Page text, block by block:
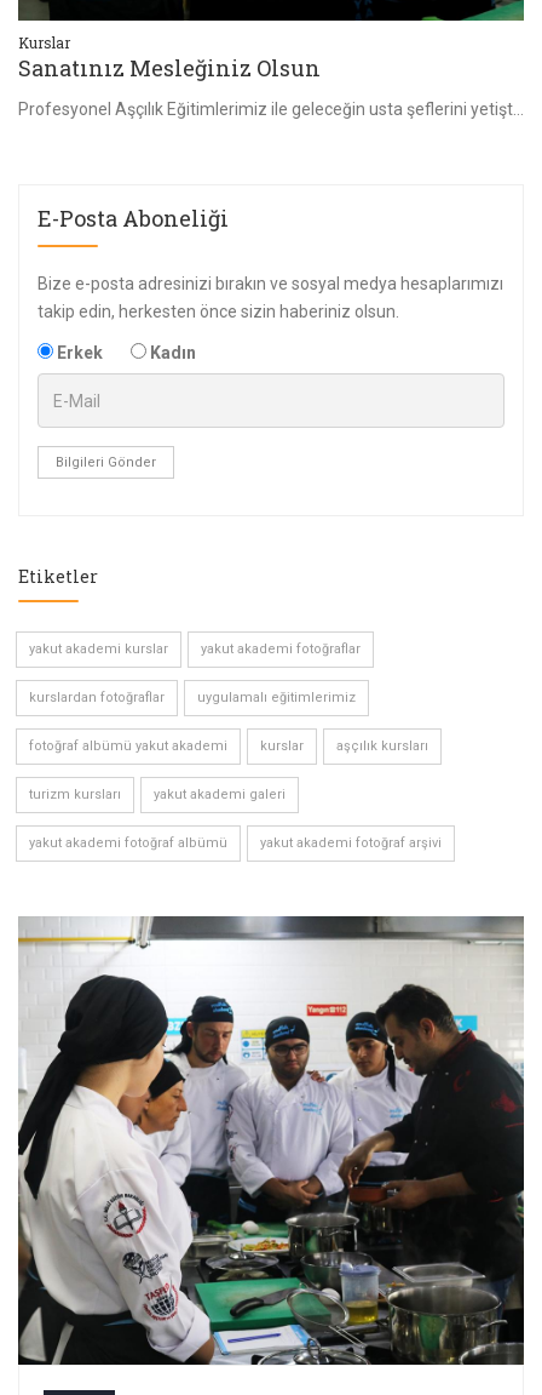
Kurslar
Güzellik Uzmanlığı Kursiyerlerimiz 2019
2019 Eğitim Öğretim Dönemi Güzellik Uzmanlarımız Belgelerini Almaya Başladılar Meslek Hayatlarında Başarılar Dileriz.Güzellik Uzmanlığı Kursiyerlerimiz 201
E-Posta Aboneliği
Bize e-posta adresinizi bırakın ve sosyal medya hesaplarımızı
takip edin, herkesten önce sizin haberiniz olsun.
Erkek Kadın
Bilgileri Gönder
Etiketler
yakut akademi kurslar yakut akademi fotoğraflar
kurslardan fotoğraflar uygulamalı eğitimlerimiz
fotoğraf albümü yakut akademi kurslar aşçılık kursları
turizm kursları yakut akademi galeri
yakut akademi fotoğraf albümü yakut akademi fotoğraf arşivi